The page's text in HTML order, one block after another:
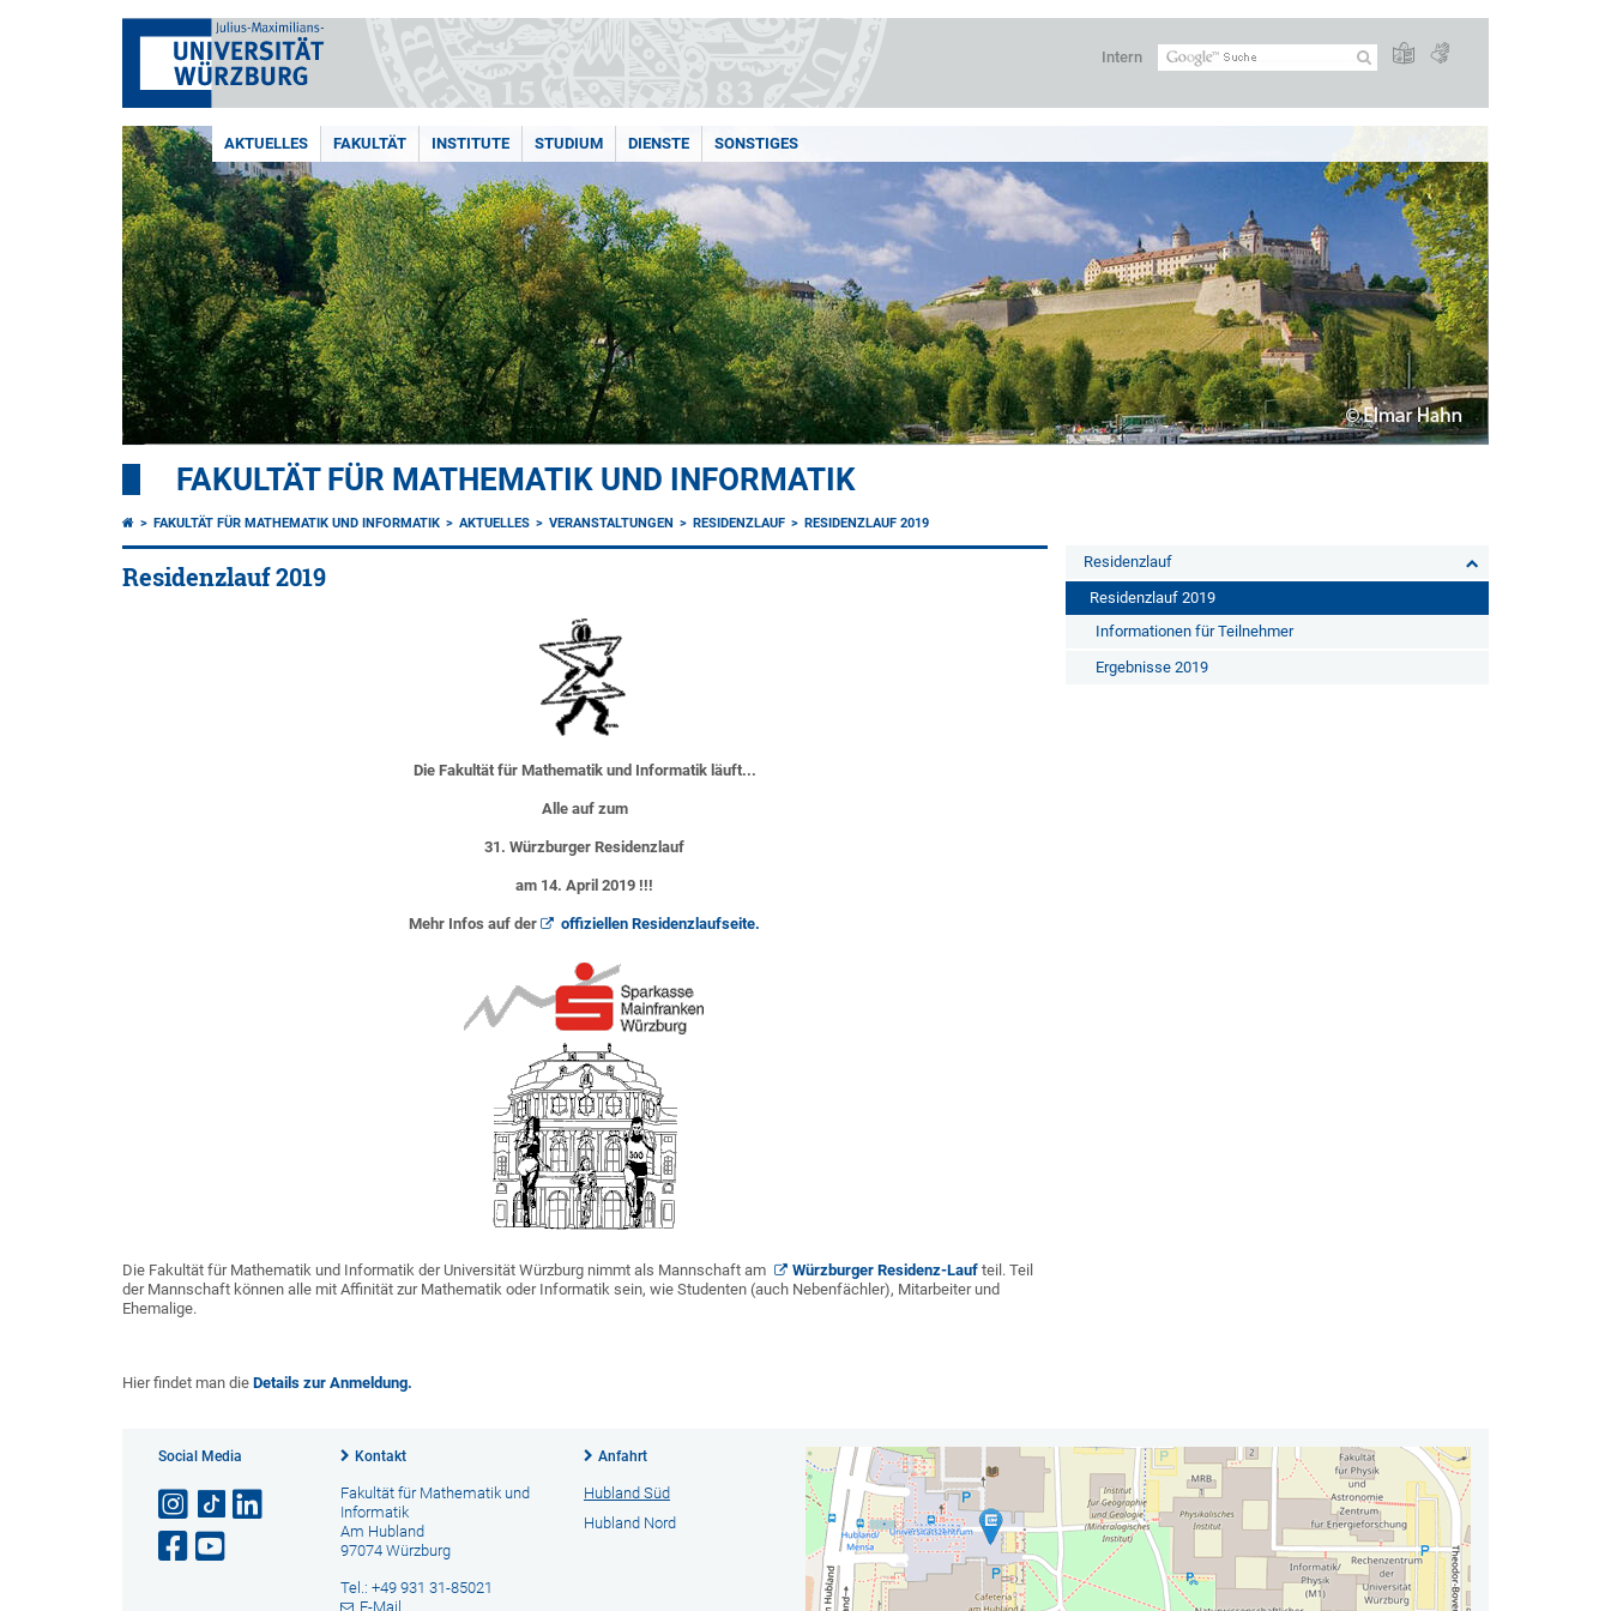
Intern
AKTUELLES FAKULTÄT INSTITUTE STUDIUM DIENSTE SONSTIGES
FAKULTÄT FÜR MATHEMATIK UND INFORMATIK
FAKULTÄT FÜR MATHEMATIK UND INFORMATIK AKTUELLES VERANSTALTUNGEN RESIDENZLAUF RESIDENZLAUF 2019
Residenzlauf 2019
Die Fakultät für Mathematik und Informatik läuft...
Alle auf zum
31. Würzburger Residenzlauf
am 14. April 2019 !!!
Mehr Infos auf der offiziellen Residenzlaufseite.
Die Fakultät für Mathematik und Informatik der Universität Würzburg nimmt als Mannschaft am Würzburger Residenz-Laufteil. Teil
der Mannschaft können alle mit Affinität zur Mathematik oder Informatik sein, wie Studenten (auch Nebenfächler), Mitarbeiter und
Ehemalige.
Hier findet man die Details zur Anmeldung.
Residenzlauf
Residenzlauf 2019
Informationen für Teilnehmer
Ergebnisse 2019
Social Media Kontakt
Fakultät für Mathematik und
Informatik
Am Hubland
97074 Würzburg
Tel.: +49 931 31-85021
E-Mail
Anfahrt
Hubland Süd
Hubland Nord